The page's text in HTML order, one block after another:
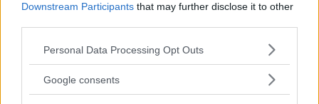
Downstream Participants that may further disclose it to other
Please note that this website/app uses one or more Google
not limited to your visit or usage behaviour. You may click to
Personal Data Processing Opt Outs
Google consents
Hyundai planerar GTI-
modell